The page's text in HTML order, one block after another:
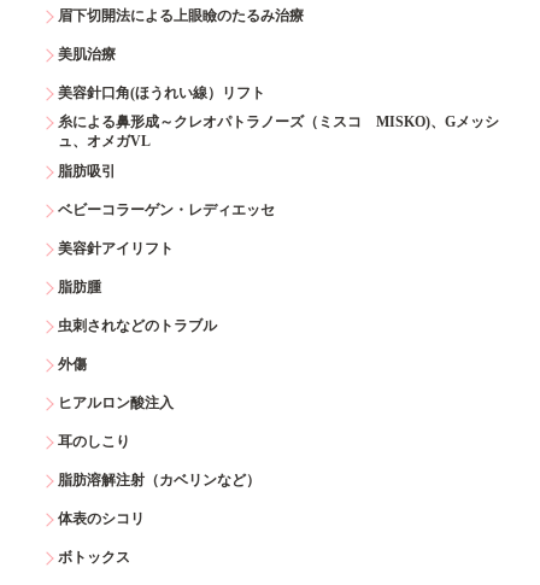
眉下切開法による上眼瞼のたるみ治療
美肌治療
美容針口角(ほうれい線）リフト
糸による鼻形成～クレオパトラノーズ（ミスコ MISKO)、Gメッシ
ュ、オメガVL
脂肪吸引
ベビーコラーゲン・レディエッセ
美容針アイリフト
脂肪腫
虫刺されなどのトラブル
外傷
ヒアルロン酸注入
耳のしこり
脂肪溶解注射（カベリンなど）
体表のシコリ
ボトックス